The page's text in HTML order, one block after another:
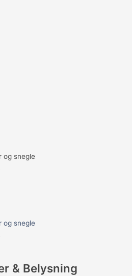
og snegle
og snegle
& Belysning